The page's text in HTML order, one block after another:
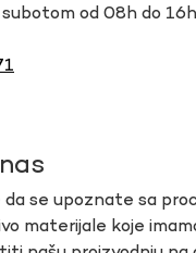
od 08h do
se upoznate sa
materijale koje